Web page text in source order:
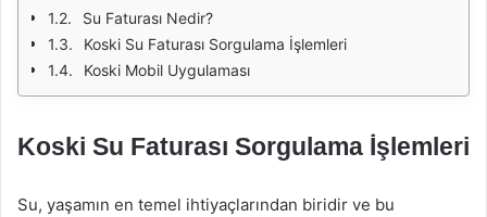
Su Faturası Nedir?
Koski Su Faturası Sorgulama İşlemleri
Koski Mobil Uygulaması
Koski Su Faturası Sorgulama İşlemleri
Su, yaşamın en temel ihtiyaçlarından biridir ve bu